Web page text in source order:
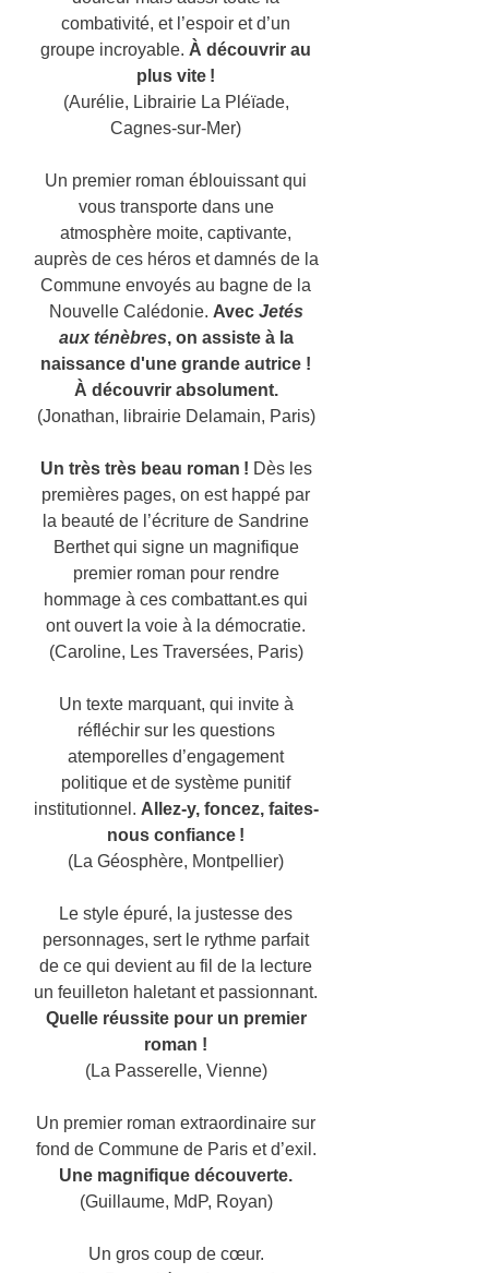
combativité, et l’espoir et d’un
groupe incroyable. À découvrir au
plus vite !
(Aurélie, Librairie La Pléïade,
Cagnes-sur-Mer)
Un premier roman éblouissant qui
vous transporte dans une
atmosphère moite, captivante,
auprès de ces héros et damnés de la
Commune envoyés au bagne de la
Nouvelle Calédonie. Avec Jetés
aux ténèbres, on assiste à la
naissance d'une grande autrice !
À découvrir absolument.
(Jonathan, librairie Delamain, Paris)
Un très très beau roman ! Dès les
premières pages, on est happé par
la beauté de l’écriture de Sandrine
Berthet qui signe un magnifique
premier roman pour rendre
hommage à ces combattant.es qui
ont ouvert la voie à la démocratie.
(Caroline, Les Traversées, Paris)
Un texte marquant, qui invite à
réfléchir sur les questions
atemporelles d’engagement
politique et de système punitif
institutionnel. Allez-y, foncez, faites-
nous confiance !
(La Géosphère, Montpellier)
Le style épuré, la justesse des
personnages, sert le rythme parfait
de ce qui devient au fil de la lecture
un feuilleton haletant et passionnant.
Quelle réussite pour un premier
roman !
(La Passerelle, Vienne)
Un premier roman extraordinaire sur
fond de Commune de Paris et d’exil.
Une magnifique découverte.
(Guillaume, MdP, Royan)
Un gros coup de cœur.